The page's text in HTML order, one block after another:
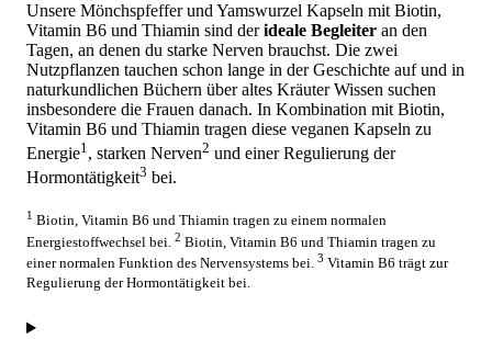
Unsere Mönchspfeffer und Yamswurzel Kapseln mit Biotin,
Vitamin B6 und Thiamin sind derideale Begleiter an den
Tagen, an denen du starke Nerven brauchst. Die zwei
Nutzpflanzen tauchen schon lange in der Geschichte auf und in
naturkundlichen Büchern über altes Kräuter Wissen suchen
insbesondere die Frauen danach. In Kombination mit Biotin,
Vitamin B6 und Thiamin tragen diese veganen Kapseln zu
Energie1, starken Nerven2 und einer Regulierung der
Hormontätigkeit3 bei.
1 Biotin, Vitamin B6 und Thiamin tragen zu einem normalen
Energiestoffwechsel bei. 2 Biotin, Vitamin B6 und Thiamin tragen zu
einer normalen Funktion des Nervensystems bei. 3 Vitamin B6 trägt zur
Regulierung der Hormontätigkeit bei.